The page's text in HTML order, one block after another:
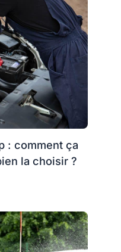
: comment ça
la choisir ?